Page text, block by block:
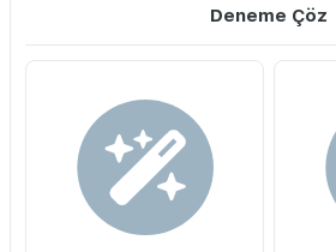
Deneme Çöz